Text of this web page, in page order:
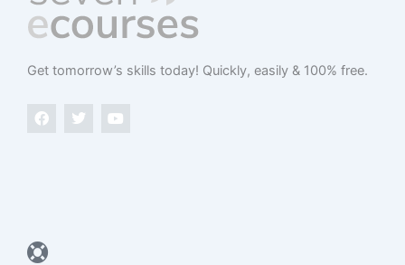
Get tomorrow’s skills today​! Quickly, easily & 100% free.
F
a
T
w
Y
o